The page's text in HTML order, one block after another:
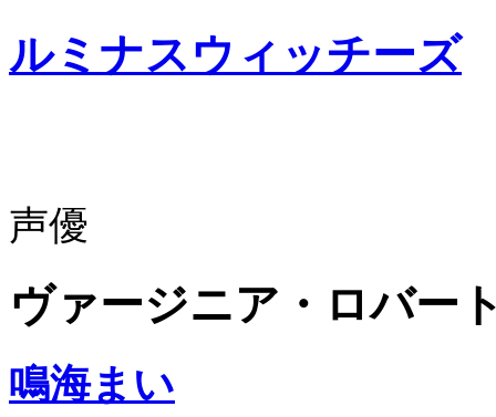
ルミナスウィッチーズ
声優
ヴァージニア・ロバー
鳴海まい